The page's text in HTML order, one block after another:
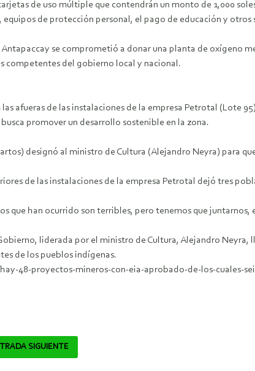
de uso múltiple que contendrán un monto de 1,000
de protección personal, el pago de educación y otros
se comprometió a donar una planta de oxígeno
competentes del gobierno local y nacional.
afueras de las instalaciones de la empresa Petrotal (Lote
promover un desarrollo sostenible en la zona.
designó al ministro de Cultura (Alejandro Neyra) para
de las instalaciones de la empresa Petrotal dejó tres
que han ocurrido son terribles, pero tenemos que juntarnos,
liderada por el ministro de Cultura, Alejandro
de los pueblos indígenas.
48-proyectos-mineros-con-eia-aprobado-de-los-cuales-
SIGUIENTE